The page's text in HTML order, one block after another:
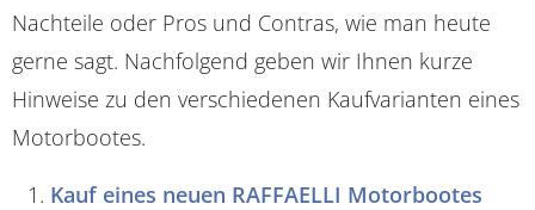
Nachteile oder Pros und Contras, wie man heute
gerne sagt. Nachfolgend geben wir Ihnen kurze
Hinweise zu den verschiedenen Kaufvarianten eines
Motorbootes.
Kauf eines neuen RAFFAELLI Motorbootes